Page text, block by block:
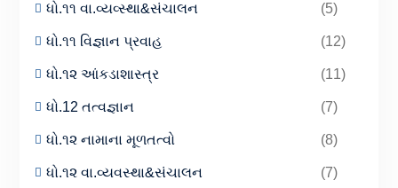
ધો.૧૧ વા.વ્યવ્સ્થા&સંચાલન (5)
ધો.૧૧ વિજ્ઞાન પ્રવાહ (12)
ધો.૧૨ આંકડાશાસ્ત્ર (11)
ધો.12 તત્વજ્ઞાન (7)
ધો.૧૨ નામાના મૂળતત્વો (8)
ધો.૧૨ વા.વ્યવસ્થા&સંચાલન (7)